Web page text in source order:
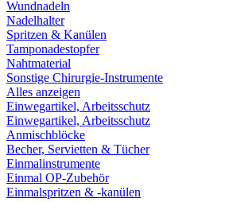
Wundnadeln
Nadelhalter
Spritzen & Kanülen
Tamponadestopfer
Nahtmaterial
Sonstige Chirurgie-Instrumente
Alles anzeigen
Einwegartikel, Arbeitsschutz
Einwegartikel, Arbeitsschutz
Anmischblöcke
Becher, Servietten & Tücher
Einmalinstrumente
Einmal OP-Zubehör
Einmalspritzen & -kanülen